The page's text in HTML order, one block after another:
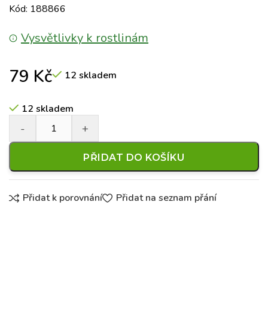
Kód: 188866
Vysvětlivky k rostlinám
79 Kč 12 skladem
12 skladem
PŘIDAT DO KOŠÍKU
Přidat k porovnání Přidat na seznam přání